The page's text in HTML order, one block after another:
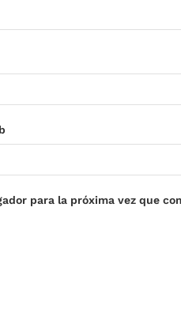
para la próxima vez que